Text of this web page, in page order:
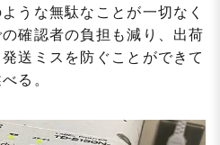
うな無駄なことが一切なく
確認者の負担も減り、出荷
送ミスを防ぐことができて
る。